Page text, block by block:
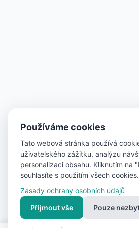
Používáme cookies
Tato webová stránka používá
uživatelského zážitku, analýzu
personalizaci obsahu. Kliknutím na
souhlasíte s použitím všech cookies.
Zásady ochrany osobních údajů
Přijmout vše
Pouze